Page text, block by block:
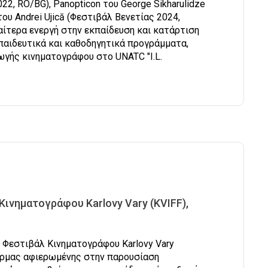
RO/BG), Panopticon του George Sikharulidze
Andrei Ujică (Φεστιβάλ Βενετίας 2024,
ενεργή στην εκπαίδευση και κατάρτιση
και καθοδηγητικά προγράμματα,
κινηματογράφου στο UNATC "I.L.
Karlovy Vary (KVIFF),
Κινηματογράφου Karlovy Vary
αφιερωμένης στην παρουσίαση